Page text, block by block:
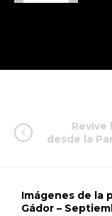
Revive
desde la
Imágenes de la
Gádor –